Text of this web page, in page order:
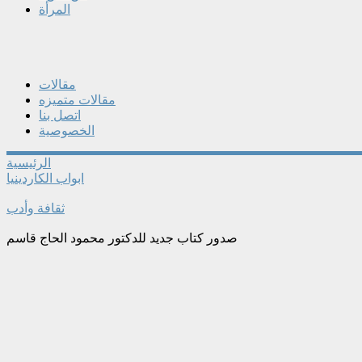
المرأة
مقالات
مقالات متميزه
اتصل بنا
الخصوصية
الرئيسية
ابواب الكاردينيا
ثقافة وأدب
صدور كتاب جديد للدكتور محمود الحاج قاسم